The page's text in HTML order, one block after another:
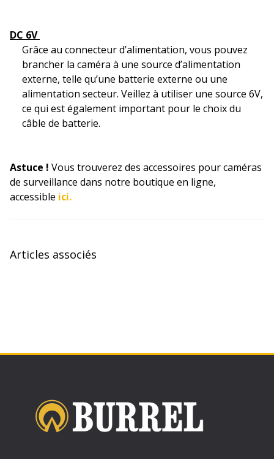
DC 6V
Grâce au connecteur d’alimentation, vous pouvez
brancher la caméra à une source d’alimentation
externe, telle qu’une batterie externe ou une
alimentation secteur. Veillez à utiliser une source 6V,
ce qui est également important pour le choix du
câble de batterie.
Astuce ! Vous trouverez des accessoires pour caméras
de surveillance dans notre boutique en ligne,
accessible ici.
Articles associés